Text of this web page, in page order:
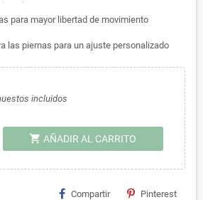
para mayor libertad de movimiento
las piernas para un ajuste personalizado
incluidos
shopping_cart AÑADIR AL CARRITO
Compartir Pinterest